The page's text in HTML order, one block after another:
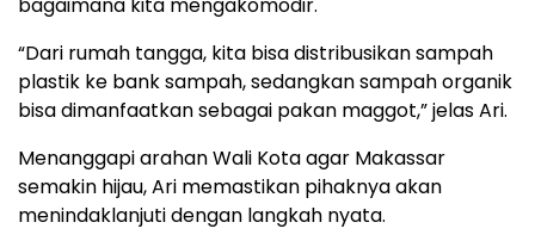
“Dari rumah tangga, kita bisa distribusikan sampah
plastik ke bank sampah, sedangkan sampah organik
bisa dimanfaatkan sebagai pakan maggot,” jelas Ari.
Menanggapi arahan Wali Kota agar Makassar
semakin hijau, Ari memastikan pihaknya akan
menindaklanjuti dengan langkah nyata.